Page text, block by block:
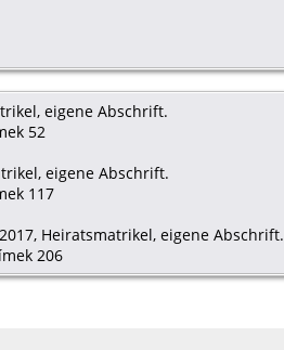
eigene Abschrift.
52
eigene Abschrift.
117
Heiratsmatrikel, eigene Abschrift.
206